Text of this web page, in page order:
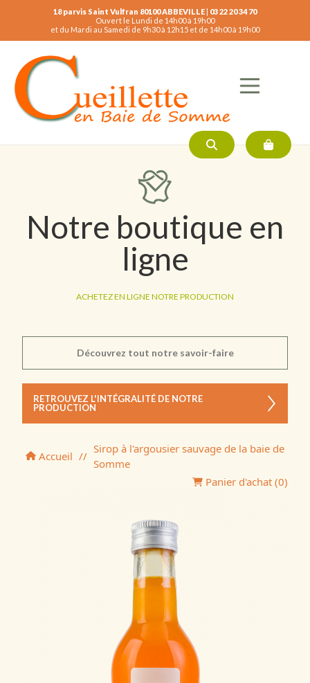
18 parvis Saint Vulfran 80100 ABBEVILLE | 03 22 20 34 70
Ouvert le Lundi de 14h00 à 19h00
et du Mardi au Samedi de 9h30 à 12h15 et de 14h00 à 19h00
Notre boutique en
ligne
ACHETEZ EN LIGNE NOTRE PRODUCTION
Découvrez tout notre savoir-faire
RETROUVEZ L'INTÉGRALITÉ DE NOTRE
PRODUCTION
Accueil //
Sirop à l'argousier sauvage de la baie de
Somme
Panier d'achat (0)